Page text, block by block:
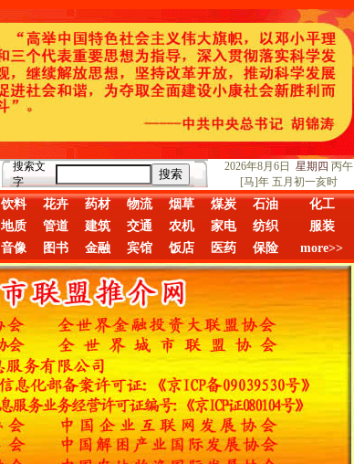
搜索文
字
2026年8月6日 星期四 丙午
[马]年 五月初一亥时
饮料 花卉 药材 物流 烟草 煤炭 石油
化工
地质 管道 建筑 交通 农机 家电 纺织
服装
音像 图书 金融 宾馆 饭店 医药 保险 more>>